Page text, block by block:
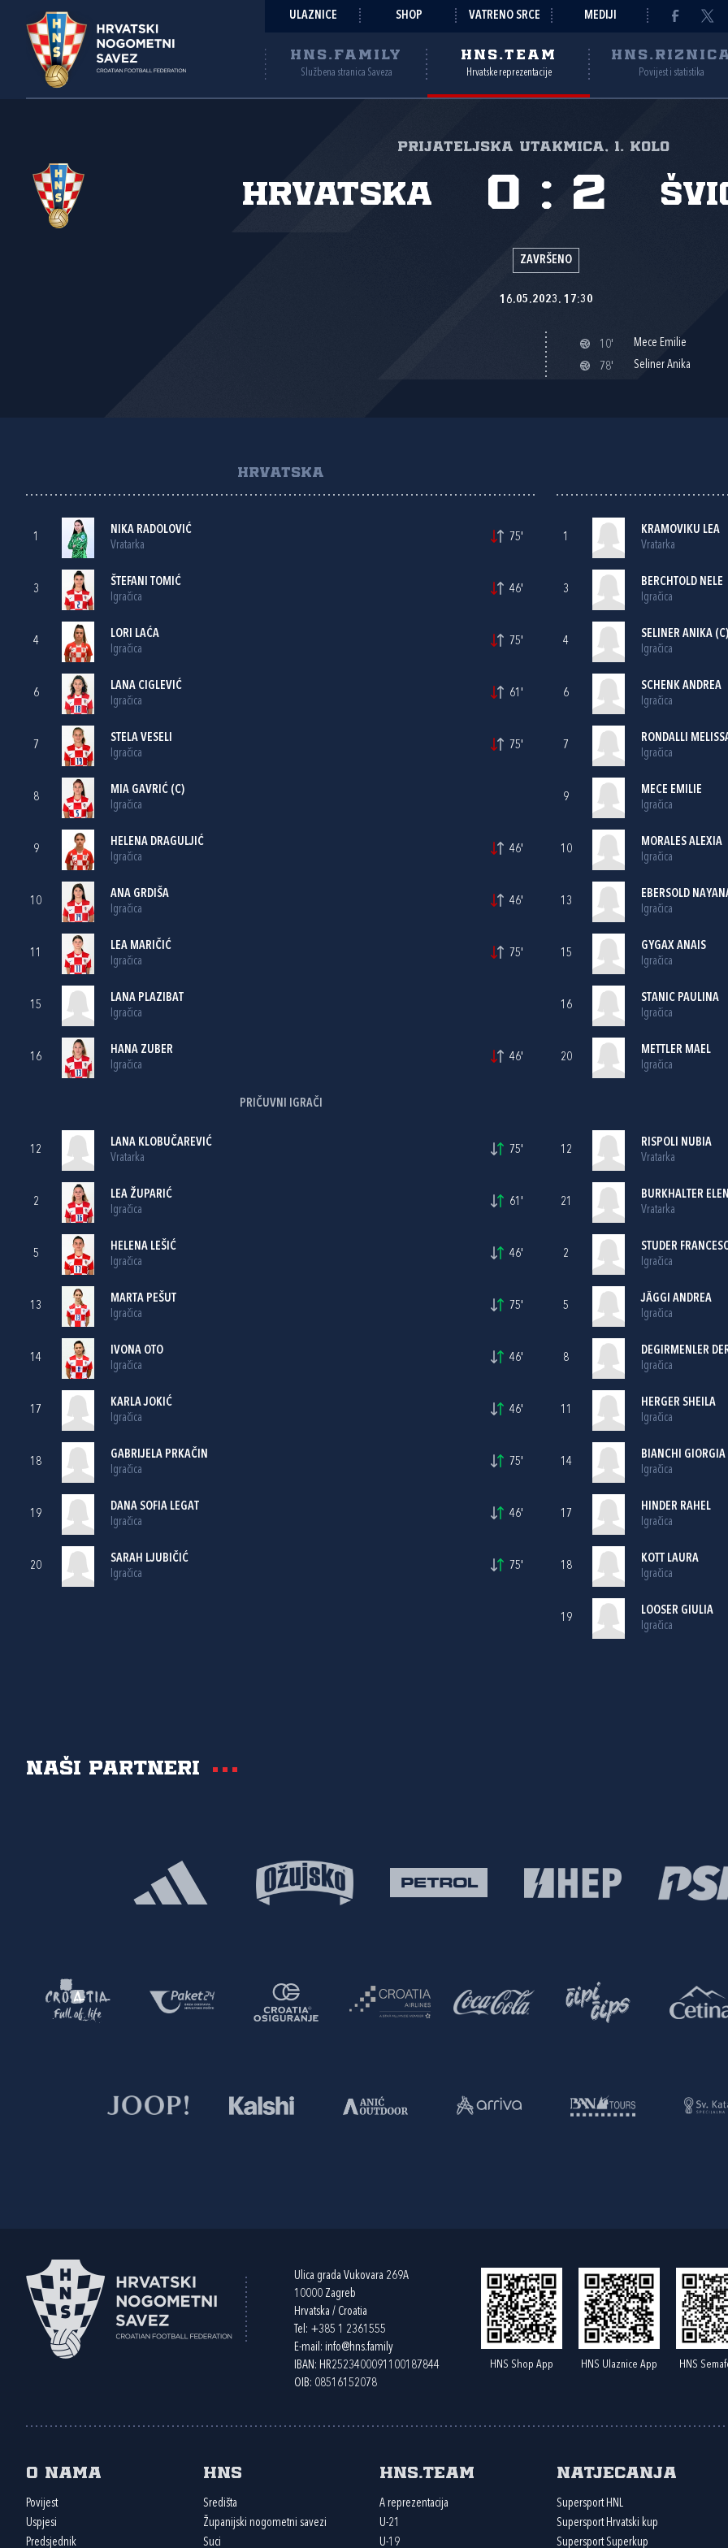
ULAZNICE SHOP VATRENO SRCE MEDIJI
HNS.FAMILY
Službena stranica Saveza
HNS.TEAM
Hrvatske reprezentacije Povijest i statistika
Prijateljska utakmica, 1. kolo
Hrvatska 0 : 2
ZAVRŠENO
16.05.2023. 17:30
10'
Mece Emilie
78'
Seliner Anika
HRVATSKA
1
NIKA RADOLOVIĆ
Vratarka
75'
3
ŠTEFANI TOMIĆ
Igračica
46'
4
LORI LAĆA
Igračica
75'
6
LANA CIGLEVIĆ
Igračica
61'
7
STELA VESELI
Igračica
75'
8
MIA GAVRIĆ (C)
Igračica
9
HELENA DRAGULJIĆ
Igračica
46'
10
ANA GRDIŠA
Igračica
46'
11
LEA MARIČIĆ
Igračica
75'
15
LANA PLAZIBAT
Igračica
16
HANA ZUBER
Igračica
46'
PRIČUVNI IGRAČI
12
LANA KLOBUČAREVIĆ
Vratarka
75'
2
LEA ŽUPARIĆ
Igračica
61'
5
HELENA LEŠIĆ
Igračica
46'
13
MARTA PEŠUT
Igračica
75'
14
IVONA OTO
Igračica
46'
17
KARLA JOKIĆ
Igračica
46'
18
GABRIJELA PRKAČIN
Igračica
75'
19
DANA SOFIA LEGAT
Igračica
46'
20
SARAH LJUBIČIĆ
Igračica
75'
1
KRAMOVIKU LEA
Vratarka
3
BERCHTOLD NELE
Igračica
4
SELINER ANIKA (C)
Igračica
6
SCHENK ANDREA
Igračica
7
RONDALLI
Igračica
9
MECE EMILIE
Igračica
10
MORALES ALEXIA
Igračica
13
EBERSOLD
Igračica
15
GYGAX ANAIS
Igračica
16
STANIC PAULINA
Igračica
20
METTLER MAEL
Igračica
12
RISPOLI NUBIA
Vratarka
21
BURKHALTER
Vratarka
2
STUDER
Igračica
5
JÄGGI ANDREA
Igračica
8
DEGIRMENLER
Igračica
11
HERGER SHEILA
Igračica
14
BIANCHI GIORGIA
Igračica
17
HINDER RAHEL
Igračica
18
KOTT LAURA
Igračica
19
LOOSER GIULIA
Igračica
Naši partneri
Ulica grada Vukovara 269A
10000 Zagreb
Hrvatska / Croatia
Tel: +385 1 2361555
E-mail: info@hns.family
IBAN: HR2523400091100187844
OIB: 08516152078
HNS Shop App HNS Ulaznice App HNS
O nama
Povijest
Uspjesi
Predsjednik
HNS
Središta
Županijski nogometni savezi
Suci
HNS.team
A reprezentacija
U-21
U-19
Natjecanja
Supersport HNL
Supersport Hrvatski kup
Supersport Superkup